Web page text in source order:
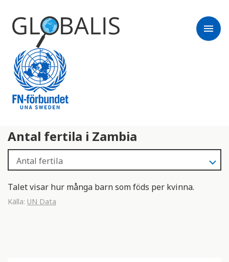
menu
Antal fertila i Zambia
Talet visar hur många barn som föds per kvinna.
Källa: UN Data